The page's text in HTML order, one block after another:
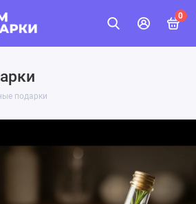
0
подарки